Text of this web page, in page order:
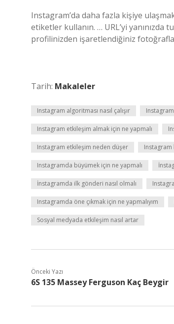
Instagram’da daha fazla kişiye
etiketler kullanın. … URL’yi yanınızda
profilinizden işaretlendiğiniz
Tarih: Makaleler
Instagram algoritması nasıl çalışır
Instagram etkileşim almak için ne yapmalı
Instagram etkileşim neden düşer Instagram
Instagramda büyümek için ne yapmalı
İnstagramda ilk gönderi nasıl olmalı
Instagramda öne çıkmak için ne yapmalıyım
Sosyal medyada etkileşim nasıl artar
Önceki Yazı
6S 135 Massey Ferguson Kaç Beygir